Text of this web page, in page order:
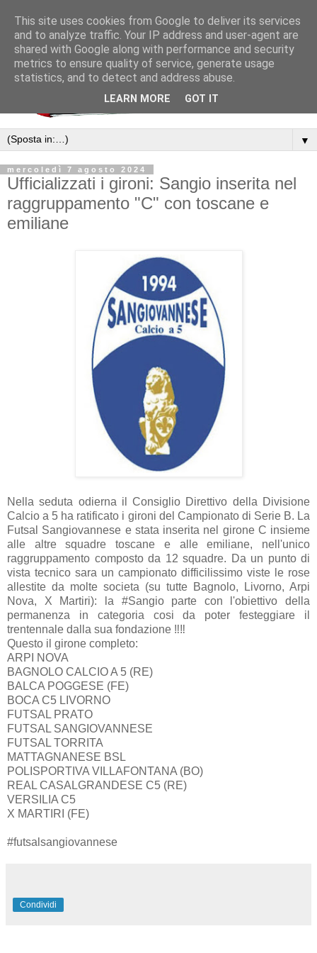
▼
mercoledì 7 agosto 2024
Ufficializzati i gironi: Sangio inserita nel
raggruppamento "C" con toscane e
emiliane
Nella seduta odierna il Consiglio Direttivo della Divisione
Calcio a 5 ha ratificato i gironi del Campionato di Serie B. La
Futsal Sangiovannese e stata inserita nel girone C insieme
alle altre squadre toscane e alle emiliane, nell'unico
raggruppamento composto da 12 squadre. Da un punto di
vista tecnico sara un campionato difficilissimo viste le rose
allestite da molte societa (su tutte Bagnolo, Livorno, Arpi
Nova, X Martiri): la #Sangio parte con l'obiettivo della
permanenza in categoria cosi da poter festeggiare il
trentennale dalla sua fondazione ‼‼
Questo il girone completo:
ARPI NOVA
BAGNOLO CALCIO A 5 (RE)
BALCA POGGESE (FE)
BOCA C5 LIVORNO
FUTSAL PRATO
FUTSAL SANGIOVANNESE
FUTSAL TORRITA
MATTAGNANESE BSL
POLISPORTIVA VILLAFONTANA (BO)
REAL CASALGRANDESE C5 (RE)
VERSILIA C5
X MARTIRI (FE)
#futsalsangiovannese
Condividi
This site uses cookies from Google to deliver its services
and to analyze traffic. Your IP address and user-agent are
shared with Google along with performance and security
metrics to ensure quality of service, generate usage
statistics, and to detect and address abuse.
LEARN MORE GOT IT